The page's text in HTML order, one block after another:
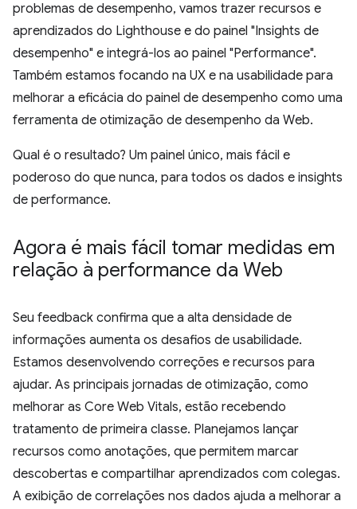
problemas de desempenho, vamos trazer recursos e
aprendizados do Lighthouse e do painel "Insights de
desempenho" e integrá-los ao painel "Performance".
Também estamos focando na UX e na usabilidade para
melhorar a eficácia do painel de desempenho como uma
ferramenta de otimização de desempenho da Web.
Qual é o resultado? Um painel único, mais fácil e
poderoso do que nunca, para todos os dados e insights
de performance.
Agora é mais fácil tomar medidas em
relação à performance da Web
Seu feedback confirma que a alta densidade de
informações aumenta os desafios de usabilidade.
Estamos desenvolvendo correções e recursos para
ajudar. As principais jornadas de otimização, como
melhorar as Core Web Vitals, estão recebendo
tratamento de primeira classe. Planejamos lançar
recursos como anotações, que permitem marcar
descobertas e compartilhar aprendizados com colegas.
A exibição de correlações nos dados ajuda a melhorar a